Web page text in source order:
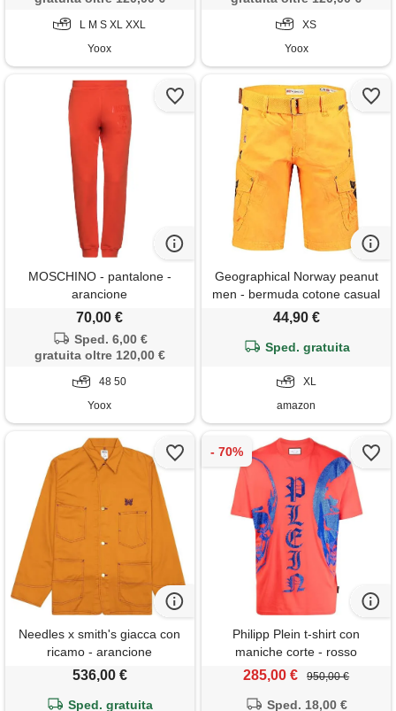
L M S XL XXL
Yoox
XS
Yoox
MOSCHINO - pantalone -
arancione
70,00 €
Sped. 6,00 €
gratuita oltre 120,00 €
48 50
Yoox
Geographical Norway peanut
men - bermuda cotone casual
shorts - bermuda sportivi da
traspiranti - pantaloncini corti
arancione xl
44,90 €
Sped. gratuita
XL
amazon
Needles x smith's giacca con
ricamo - arancione
536,00 €
Sped. gratuita
Philipp Plein t-shirt con
maniche corte - rosso
285,00 € 950,00 €
Sped. 18,00 €